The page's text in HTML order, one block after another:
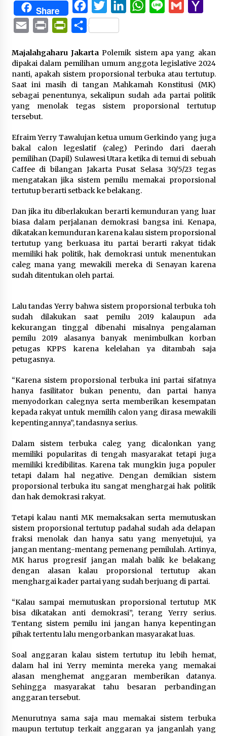
Share FacebookTwitterLinkedInWhatsApp
Line Gmail
Email Print PrintFriendly
Share
Majalahgaharu JakartaPolemik sistem apa yang akan
dipakai dalam pemilihan umum anggota legislative 2024
nanti, apakah sistem proporsional terbuka atau tertutup.
Saat ini masih di tangan Mahkamah Konstitusi (MK)
sebagai penentunya, sekalipun sudah ada partai politik
yang menolak tegas sistem proporsional tertutup
tersebut.
Efraim Yerry Tawalujan ketua umum Gerkindo yang juga
bakal calon legeslatif (caleg) Perindo dari daerah
pemilihan (Dapil) Sulawesi Utara ketika di temui di sebuah
Caffee di bilangan Jakarta Pusat Selasa 30/5/23 tegas
mengatakan jika sistem pemilu memakai proporsional
tertutup berarti setback ke belakang.
Dan jika itu diberlakukan berarti kemunduran yang luar
biasa dalam perjalanan demokrasi bangsa ini. Kenapa,
dikatakan kemunduran karena kalau sistem proporsional
tertutup yang berkuasa itu partai berarti rakyat tidak
memiliki hak politik, hak demokrasi untuk menentukan
caleg mana yang mewakili mereka di Senayan karena
sudah ditentukan oleh partai.
Lalu tandas Yerry bahwa sistem proporsional terbuka toh
sudah dilakukan saat pemilu 2019 kalaupun ada
kekurangan tinggal dibenahi misalnya pengalaman
pemilu 2019 alasanya banyak menimbulkan korban
petugas KPPS karena kelelahan ya ditambah saja
petugasnya.
“Karena sistem proporsional terbuka ini partai sifatnya
hanya fasilitator bukan penentu, dan partai hanya
menyodorkan calegnya serta memberikan kesempatan
kepada rakyat untuk memilih calon yang dirasa mewakili
kepentingannya”, tandasnya serius.
Dalam sistem terbuka caleg yang dicalonkan yang
memiliki popularitas di tengah masyarakat tetapi juga
memiliki kredibilitas. Karena tak mungkin juga populer
tetapi dalam hal negative. Dengan demikian sistem
proporsional terbuka itu sangat menghargai hak politik
dan hak demokrasi rakyat.
Tetapi kalau nanti MK memaksakan serta memutuskan
sistem proporsional tertutup padahal sudah ada delapan
fraksi menolak dan hanya satu yang menyetujui, ya
jangan mentang-mentang pemenang pemilulah. Artinya,
MK harus progresif jangan malah balik ke belakang
dengan alasan kalau proporsional tertutup akan
menghargai kader partai yang sudah berjuang di partai.
“Kalau sampai memutuskan proporsional tertutup MK
bisa dikatakan anti demokrasi”, terang Yerry serius.
Tentang sistem pemilu ini jangan hanya kepentingan
pihak tertentu lalu mengorbankan masyarakat luas.
Soal anggaran kalau sistem tertutup itu lebih hemat,
dalam hal ini Yerry meminta mereka yang memakai
alasan menghemat anggaran memberikan datanya.
Sehingga masyarakat tahu besaran perbandingan
anggaran tersebut.
Menurutnya sama saja mau memakai sistem terbuka
maupun tertutup terkait anggaran ya janganlah yang